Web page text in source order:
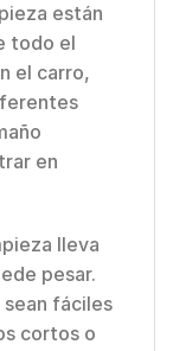
están
todo el
el carro,
en
lleva
pesar.
sean fáciles
cortos o